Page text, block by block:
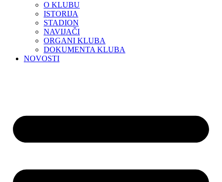
O KLUBU
ISTORIJA
STADION
NAVIJAČI
ORGANI KLUBA
DOKUMENTA KLUBA
NOVOSTI